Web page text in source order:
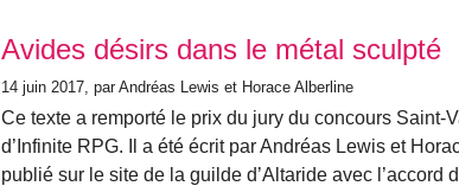
Avides désirs dans le métal sculpté
14 juin 2017 , par Andréas Lewis et Horace Alberline
Ce texte a remporté le prix du jury du concours Saint-
d’Infinite RPG. Il a été écrit par Andréas Lewis et
publié sur le site de la guilde d’Altaride avec l’accord